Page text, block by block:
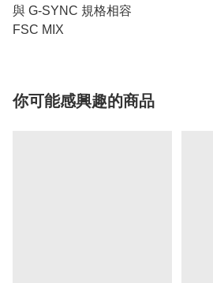
與 G-SYNC 規格相容
FSC MIX
你可能感興趣的商品